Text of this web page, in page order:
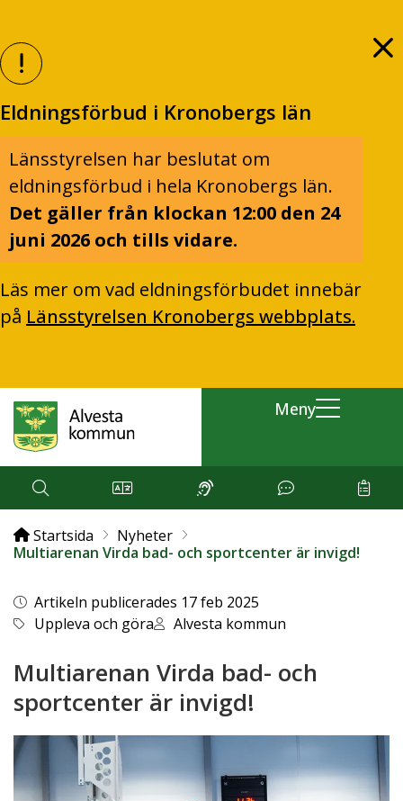
Eldningsförbud i Kronobergs län
Länsstyrelsen har beslutat om
eldningsförbud i hela Kronobergs län.
Det gäller från klockan 12:00 den 24
juni 2026 och tills vidare.
Läs mer om vad eldningsförbudet innebär
på Länsstyrelsen Kronobergs webbplats.
Meny
Startsida
Nyheter
Multiarenan Virda bad- och sportcenter är invigd!
Artikeln publicerades 17 feb 2025
Uppleva och göra
Alvesta kommun
Multiarenan Virda bad- och
sportcenter är invigd!